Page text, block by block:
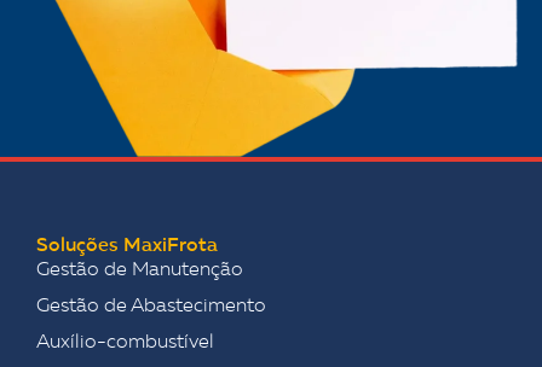
Soluções MaxiFrota
Gestão de Manutenção
Gestão de Abastecimento
Auxílio-combustível